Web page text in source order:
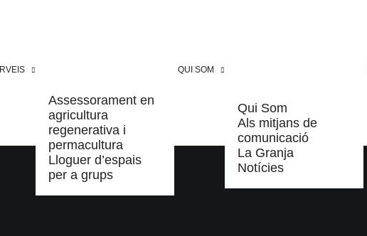
Assessorament en
agricultura
regenerativa i
permacultura
Lloguer d’espais
per a grups
QUI SOM
Qui Som
Als mitjans de
comunicació
La Granja
Notícies